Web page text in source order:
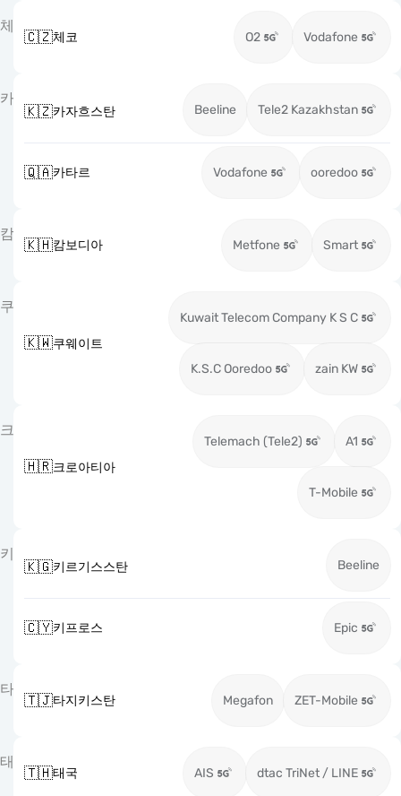
체
🇨🇿체코 O2 Vodafone
카
🇰🇿카자흐스탄 Beeline Tele2 Kazakhstan
🇶🇦카타르 Vodafone ooredoo
캄
🇰🇭캄보디아 Metfone Smart
쿠
🇰🇼쿠웨이트
Kuwait Telecom Company K S C
K.S.C Ooredoo zain KW
크
🇭🇷크로아티아
Telemach (Tele2) A1
T-Mobile
키
🇰🇬키르기스스탄 Beeline
🇨🇾키프로스 Epic
타
🇹🇯타지키스탄 Megafon ZET-Mobile
태
🇹🇭태국 AIS dtac TriNet / LINE